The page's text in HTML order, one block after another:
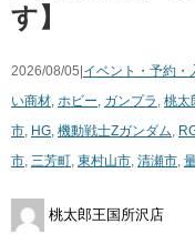
す】
2026/08/05|イベント・予約・
い商材 ホビー ガンプラ 桃太
市 HG 機動戦士Zガンダム
市 三芳町 東村山市 清瀬市
桃太郎王国所沢店